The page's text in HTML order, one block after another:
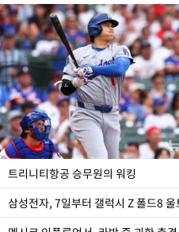
트리니티항공 승무원의 워킹